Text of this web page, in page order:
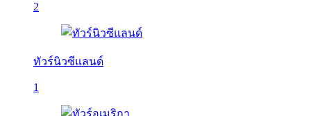
2
ทัวร์นิวซีแลนด์
1